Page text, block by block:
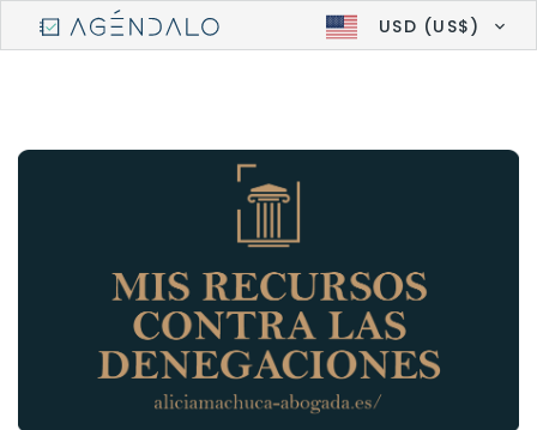
USD (US$)